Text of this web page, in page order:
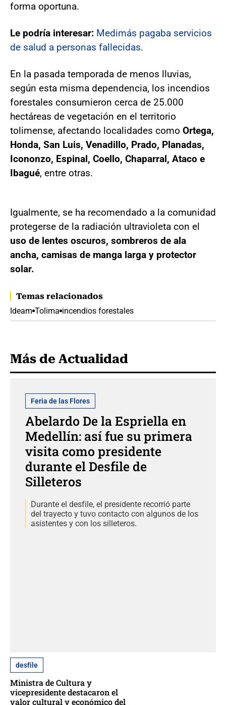
forma oportuna.
Le podría interesar: Medimás pagaba servicios
de salud a personas fallecidas.
En la pasada temporada de menos lluvias,
según esta misma dependencia, los incendios
forestales consumieron cerca de 25.000
hectáreas de vegetación en el territorio
tolimense, afectando localidades como Ortega,
Honda, San Luis, Venadillo, Prado, Planadas,
Icononzo, Espinal, Coello, Chaparral, Ataco e
Ibagué, entre otras.
Igualmente, se ha recomendado a la comunidad
protegerse de la radiación ultravioleta con el
uso de lentes oscuros, sombreros de ala
ancha, camisas de manga larga y protector
solar.
Temas relacionados
Ideam Tolima incendios forestales
Más de Actualidad
Feria de las Flores
Abelardo De la Espriella en
Medellín: así fue su primera
visita como presidente
durante el Desfile de
Silleteros
Durante el desfile, el presidente recorrió parte
del trayecto y tuvo contacto con algunos de los
asistentes y con los silleteros.
desfile
Ministra de Cultura y
vicepresidente destacaron el
valor cultural y económico del